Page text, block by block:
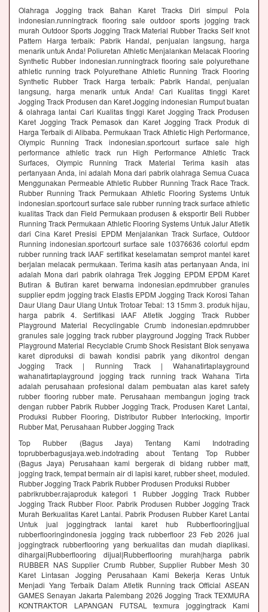
Olahraga Jogging track Bahan Karet Tracks Diri simpul Pola
indonesian.runningtrack flooring sale outdoor sports jogging track
murah Outdoor Sports Jogging Track Material Rubber Tracks Self knot
Pattern Harga terbaik: Pabrik Handal, penjualan langsung, harga
menarik untuk Anda! Poliuretan Athletic Menjalankan Melacak Flooring
Synthetic Rubber indonesian.runningtrack flooring sale polyurethane
athletic running track Polyurethane Athletic Running Track Flooring
Synthetic Rubber Track Harga terbaik: Pabrik Handal, penjualan
langsung, harga menarik untuk Anda! Cari Kualitas tinggi Karet
Jogging Track Produsen dan Karet Jogging indonesian Rumput buatan
& olahraga lantai Cari Kualitas tinggi Karet Jogging Track Produsen
Karet Jogging Track Pemasok dan Karet Jogging Track Produk di
Harga Terbaik di Alibaba. Permukaan Track Athletic High Performance,
Olympic Running Track indonesian.sportcourt surface sale high
performance athletic track run High Performance Athletic Track
Surfaces, Olympic Running Track Material Terima kasih atas
pertanyaan Anda, ini adalah Mona dari pabrik olahraga Semua Cuaca
Menggunakan Permeable Athletic Rubber Running Track Race Track.
Rubber Running Track Permukaan Athletic Flooring Systems Untuk
indonesian.sportcourt surface sale rubber running track surface athletic
kualitas Track dan Field Permukaan produsen & eksportir Beli Rubber
Running Track Permukaan Athletic Flooring Systems Untuk Jalur Atletik
dari Cina Karet Presisi EPDM Menjalankan Track Surface, Outdoor
Running indonesian.sportcourt surface sale 10376636 colorful epdm
rubber running track IAAF sertifikat keselamatan semprot mantel karet
berjalan melacak permukaan. Terima kasih atas pertanyaan Anda, ini
adalah Mona dari pabrik olahraga Trek Jogging EPDM EPDM Karet
Butiran & Butiran karet berwarna indonesian.epdmrubber granules
supplier epdm jogging track Elastis EPDM Jogging Track Korosi Tahan
Daur Ulang Daur Ulang Untuk Trotoar Tebal: 13 15mm 3. produk hijau,
harga pabrik 4. Sertifikasi IAAF Atletik Jogging Track Rubber
Playground Material Recyclingable Crumb indonesian.epdmrubber
granules sale jogging track rubber playground Jogging Track Rubber
Playground Material Recyclable Crumb Shock Resistant Blok senyawa
karet diproduksi di bawah kondisi pabrik yang dikontrol dengan
Jogging Track | Running Track | Wahanatirtaplayground
wahanatirtaplayground jogging track running track Wahana Tirta
adalah perusahaan profesional dalam pembuatan alas karet safety
rubber flooring rubber mate. Perusahaan membangun joging track
dengan rubber Pabrik Rubber Jogging Track, Produsen Karet Lantai,
Produksi Rubber Flooring, Distributor Rubber Interlocking, Importir
Rubber Mat, Perusahaan Rubber Jogging Track
Top Rubber (Bagus Jaya) Tentang Kami Indotrading
toprubberbagusjaya.web.indotrading about Tentang Top Rubber
(Bagus Jaya) Perusahaan kami bergerak di bidang rubber matt,
jogging track, tempat bermain air di lapisi karet, rubber sheet, moduled.
Rubber Jogging Track Pabrik Rubber Produsen Produksi Rubber
pabrikrubber.rajaproduk kategori 1 Rubber Jogging Track Rubber
Jogging Track Rubber Floor. Pabrik Produsen Rubber Jogging Track
Murah Berkualitas Karet Lantai. Pabrik Produsen Rubber Karet Lantai
Untuk jual joggingtrack lantai karet hub Rubberflooring|jual
rubberflooringindonesia jogging track rubberfloor 23 Feb 2026 jual
joggingtrack rubberflooring yang berkualitas dan mudah diaplikasi.
dihargai|Rubberflooring dijual|Rubberflooring murah|harga pabrik
RUBBER NAS Supplier Crumb Rubber, Supplier Rubber Mesh 30
Karet Lintasan Jogging Perusahaan Kami Bekerja Keras Untuk
Menjadi Yang Terbaik Dalam Atletik Running track Official ASEAN
GAMES Senayan Jakarta Palembang 2026 Jogging Track TEXMURA
KONTRAKTOR LAPANGAN FUTSAL texmura joggingtrack Kami